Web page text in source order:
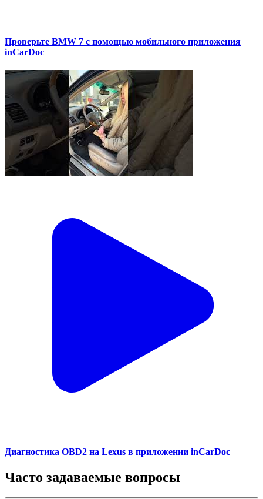
Проверьте BMW 7 с помощью мобильного приложения
inCarDoc
Диагностика OBD2 на Lexus в приложении inCarDoc
Часто задаваемые вопросы